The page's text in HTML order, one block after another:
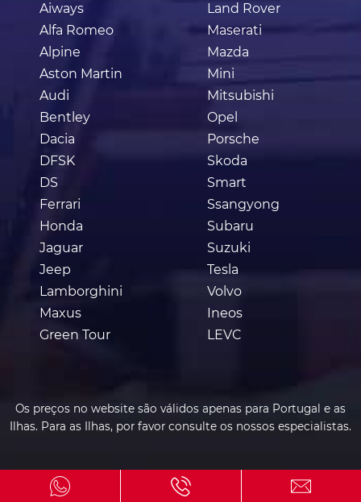
Aiways
Alfa Romeo
Alpine
Aston Martin
Audi
Bentley
Dacia
DFSK
DS
Ferrari
Honda
Jaguar
Jeep
Lamborghini
Maxus
Green Tour
Land Rover
Maserati
Mazda
Mini
Mitsubishi
Opel
Porsche
Skoda
Smart
Ssangyong
Subaru
Suzuki
Tesla
Volvo
Ineos
LEVC
Os preços no website são válidos apenas para Portugal e as
Ilhas. Para as Ilhas, por favor consulte os nossos especialistas.
© 2020 - 2026 Total Renting